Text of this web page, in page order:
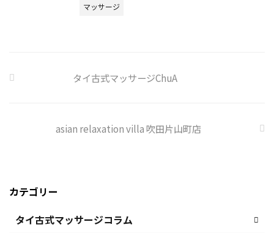
マッサージ
タイ古式マッサージChuA
asian relaxation villa 吹田片山町店
カテゴリー
タイ古式マッサージコラム